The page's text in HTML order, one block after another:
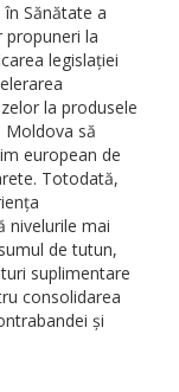
Sănătate a
propuneri la
legislației
la produsele
Moldova să
european de
Totodată,
nivelurile mai
de tutun,
suplimentare
consolidarea
și